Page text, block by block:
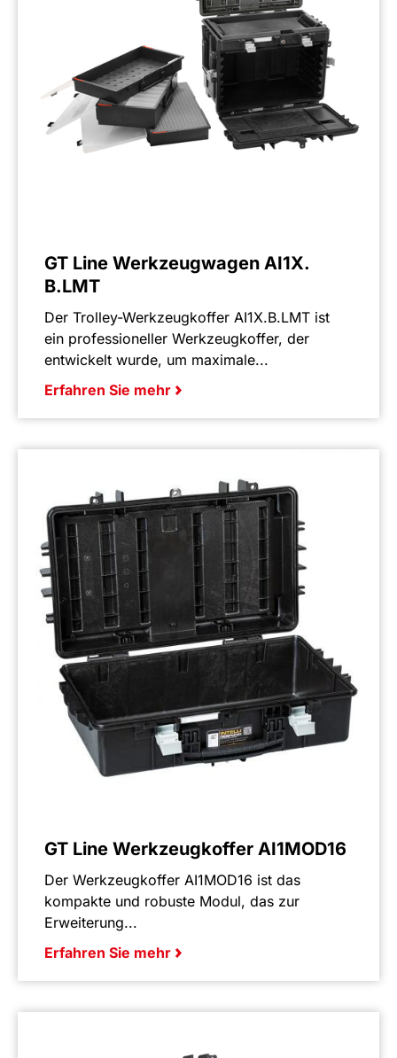
GT Line Werkzeugwagen AI1X.
B.LMT
Der Trolley-Werkzeugkoffer AI1X.B.LMT ist
ein professioneller Werkzeugkoffer, der
entwickelt wurde, um maximale...
Erfahren Sie mehr
GT Line Werkzeugkoffer AI1MOD16
Der Werkzeugkoffer AI1MOD16 ist das
kompakte und robuste Modul, das zur
Erweiterung...
Erfahren Sie mehr